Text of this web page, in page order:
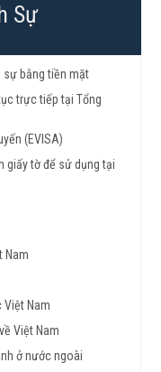
Sự
sự bằng tiền mặt
trực tiếp tại Tổng
(EVISA)
giấy tờ để sử dụng tại
Nam
Việt Nam
Việt Nam
ở nước ngoài